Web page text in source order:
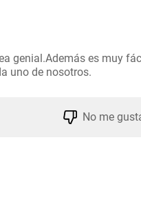
genial.Además es muy
uno de nosotros.
No me